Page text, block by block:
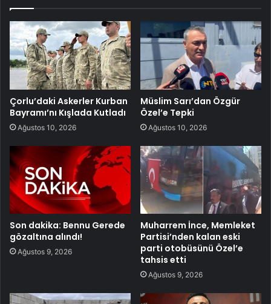
Çorlu’daki Askerler Kurban
Bayramı’nı Kışlada Kutladı
Ağustos 10, 2026
Müslim Sarı’dan Özgür
Özel’e Tepki
Ağustos 10, 2026
Son dakika: Bennu Gerede
gözaltına alındı!
Ağustos 9, 2026
Muharrem İnce, Memleket
Partisi’nden kalan eski
parti otobüsünü Özel’e
tahsis etti
Ağustos 9, 2026